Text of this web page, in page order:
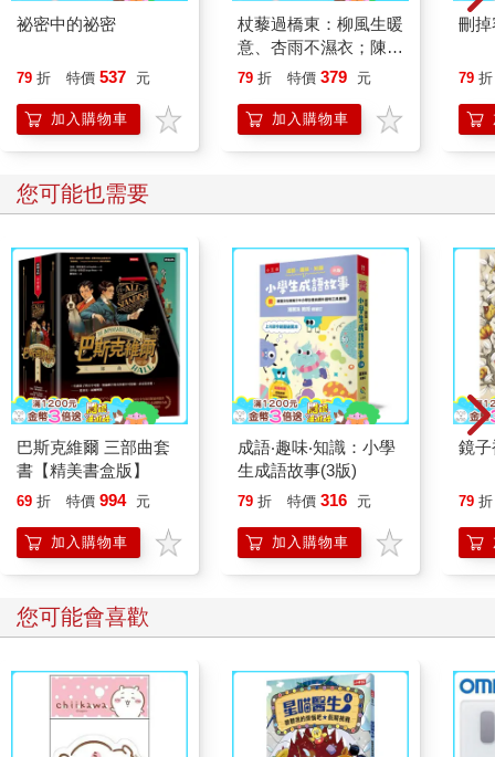
祕密中的祕密
79 折 特價 537 元
加入購物車
杖藜過橋東：柳風生暖
意、杏雨不濕衣；陳亮
恭談以心轉境的適齡漫
79 折 特價 379 元
加入購物車
刪
79 折
您可能也需要
巴斯克維爾 三部曲套
書【精美書盒版】
69 折 特價 994 元
加入購物車
成語‧趣味‧知識：小學
生成語故事(3版)
79 折 特價 316 元
加入購物車
鏡
79 折
您可能會喜歡